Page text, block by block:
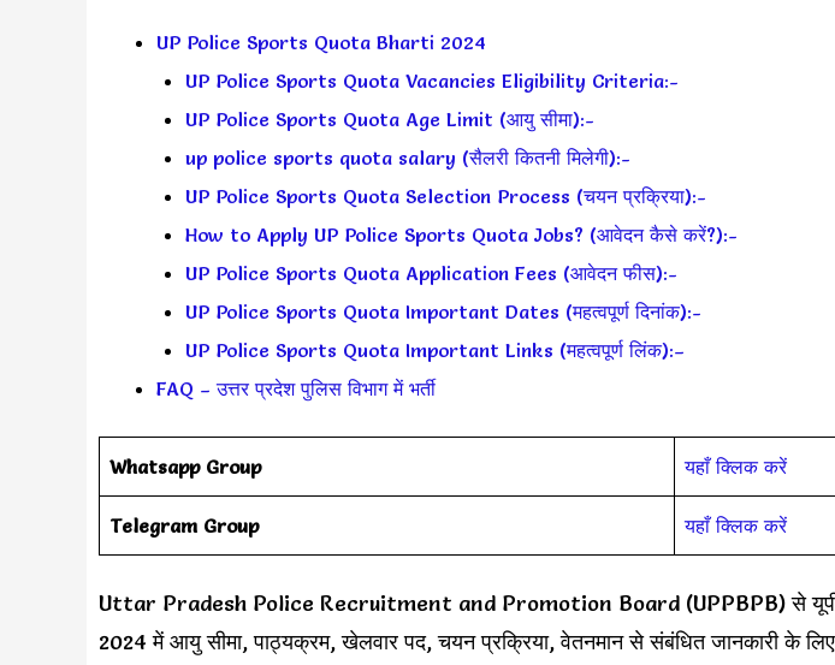
UP Police Sports Quota Bharti 2024
UP Police Sports Quota Vacancies Eligibility Criteria:-
UP Police Sports Quota Age Limit (आयु सीमा):-
up police sports quota salary (सैलरी कितनी मिलेगी):-
UP Police Sports Quota Selection Process (चयन प्रक्रिया):-
How to Apply UP Police Sports Quota Jobs? (आवेदन कैसे करें?):-
UP Police Sports Quota Application Fees (आवेदन फीस):-
UP Police Sports Quota Important Dates (महत्वपूर्ण दिनांक):-
UP Police Sports Quota Important Links (महत्वपूर्ण लिंक):–
FAQ – उत्तर प्रदेश पुलिस विभाग में भर्ती
Whatsapp Group यहाँ क्लिक करें
Telegram Group यहाँ क्लिक करें
Uttar Pradesh Police Recruitment and Promotion Board (UPPBPB) से यूपीपी
2024 में आयु सीमा, पाठ्यक्रम, खेलवार पद, चयन प्रक्रिया, वेतनमान से संबंधित जानकारी के लिए